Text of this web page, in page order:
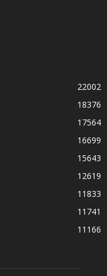
22002
18376
17564
16699
15643
12619
11833
11741
11166